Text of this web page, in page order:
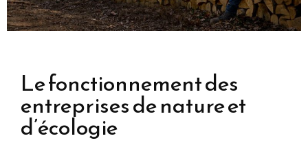
Le fonctionnement des
entreprises de nature et
d’écologie